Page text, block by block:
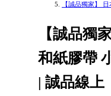
【誠品獨家】
【誠品獨
和紙膠帶
| 誠品線上